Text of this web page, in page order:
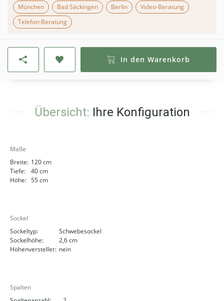
München
Bad Säckingen Berlin
Video-Beratung
Telefon-Beratung
In den Warenkorb
Übersicht: Ihre Konfiguration
Maße
Breite: 120 cm
Tiefe:
40 cm
Höhe: 55 cm
Sockel
Sockeltyp:
Schwebesockel
Sockelhöhe:
2,6 cm
Höhenversteller: nein
Spalten